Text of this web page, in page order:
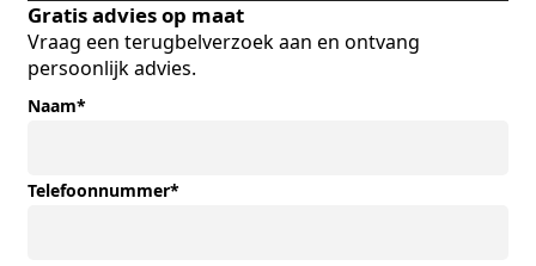
Gratis advies op maat
Vraag een terugbelverzoek aan en ontvang
persoonlijk advies.
Naam*
Telefoonnummer*